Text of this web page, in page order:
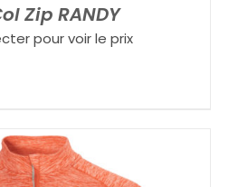
Zip RANDY
pour voir le prix